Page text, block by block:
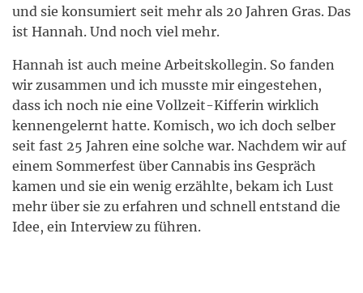
und sie konsumiert seit mehr als 20 Jahren Gras. Das
ist Hannah. Und noch viel mehr.
Hannah ist auch meine Arbeitskollegin. So fanden
wir zusammen und ich musste mir eingestehen,
dass ich noch nie eine Vollzeit-Kifferin wirklich
kennengelernt hatte. Komisch, wo ich doch selber
seit fast 25 Jahren eine solche war. Nachdem wir auf
einem Sommerfest über Cannabis ins Gespräch
kamen und sie ein wenig erzählte, bekam ich Lust
mehr über sie zu erfahren und schnell entstand die
Idee, ein Interview zu führen.